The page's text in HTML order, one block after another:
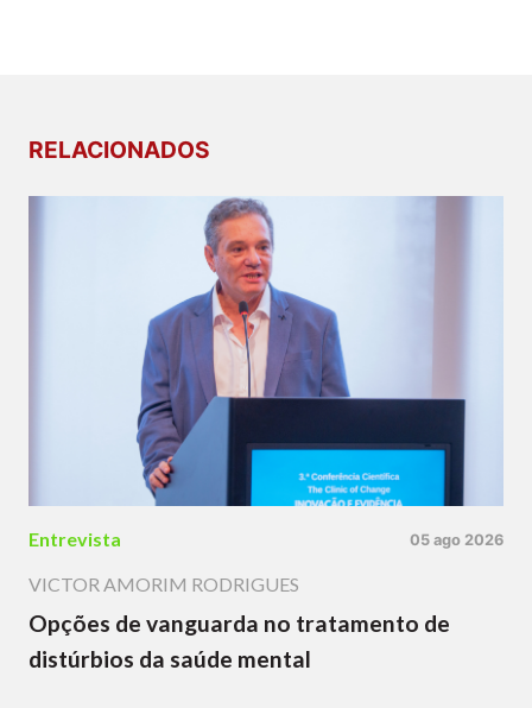
RELACIONADOS
Entrevista 05 ago 2026
VICTOR AMORIM RODRIGUES
Opções de vanguarda no tratamento de
distúrbios da saúde mental